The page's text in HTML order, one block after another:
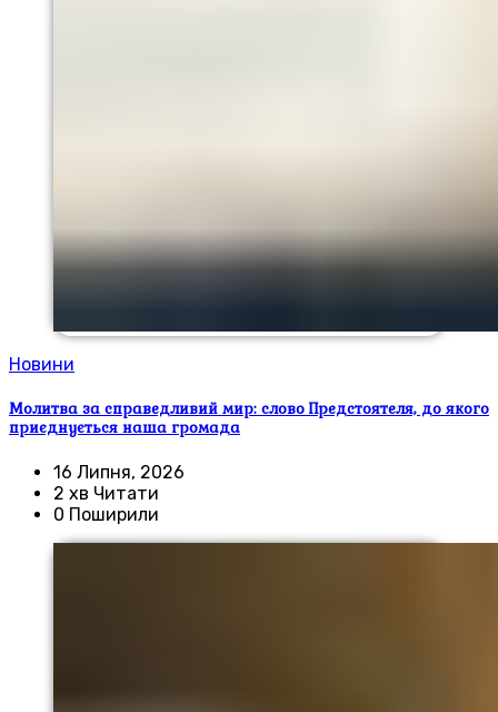
Новини
Молитва за справедливий мир: слово Предстоятеля, до якого
приєднується наша громада
16 Липня, 2026
2 хв Читати
0 Поширили